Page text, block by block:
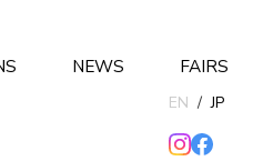
NEWS FAIRS
EN / JP